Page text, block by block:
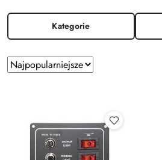
Kategorie
Zastosowano
sortowanie:
Sortuj
według